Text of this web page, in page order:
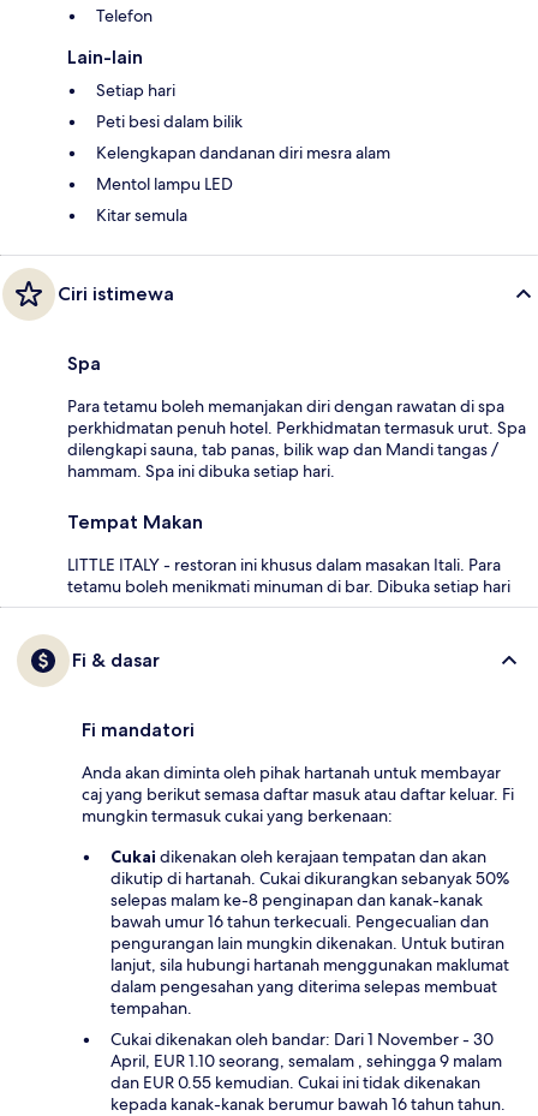
Telefon
Lain-lain
Setiap hari
Peti besi dalam bilik
Kelengkapan dandanan diri mesra alam
Mentol lampu LED
Kitar semula
Ciri istimewa
Spa
Para tetamu boleh memanjakan diri dengan rawatan di spa
perkhidmatan penuh hotel. Perkhidmatan termasuk urut. Spa
dilengkapi sauna, tab panas, bilik wap dan Mandi tangas /
hammam. Spa ini dibuka setiap hari.
Tempat Makan
LITTLE ITALY - restoran ini khusus dalam masakan Itali. Para
tetamu boleh menikmati minuman di bar. Dibuka setiap hari
Fi & dasar
Fi mandatori
Anda akan diminta oleh pihak hartanah untuk membayar
caj yang berikut semasa daftar masuk atau daftar keluar. Fi
mungkin termasuk cukai yang berkenaan:
Cukai dikenakan oleh kerajaan tempatan dan akan
dikutip di hartanah. Cukai dikurangkan sebanyak 50%
selepas malam ke-8 penginapan dan kanak-kanak
bawah umur 16 tahun terkecuali. Pengecualian dan
pengurangan lain mungkin dikenakan. Untuk butiran
lanjut, sila hubungi hartanah menggunakan maklumat
dalam pengesahan yang diterima selepas membuat
tempahan.
Cukai dikenakan oleh bandar: Dari 1 November - 30
April, EUR 1.10 seorang, semalam , sehingga 9 malam
dan EUR 0.55 kemudian. Cukai ini tidak dikenakan
kepada kanak-kanak berumur bawah 16 tahun tahun.